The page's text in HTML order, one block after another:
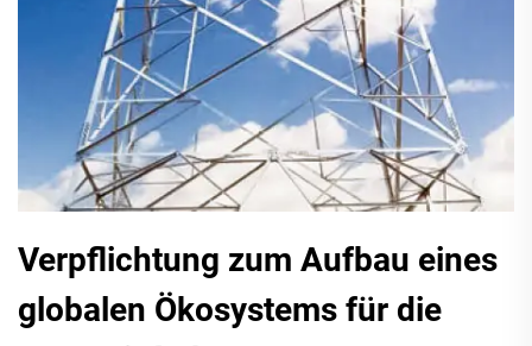
Verpflichtung zum Aufbau eines
globalen Ökosystems für die